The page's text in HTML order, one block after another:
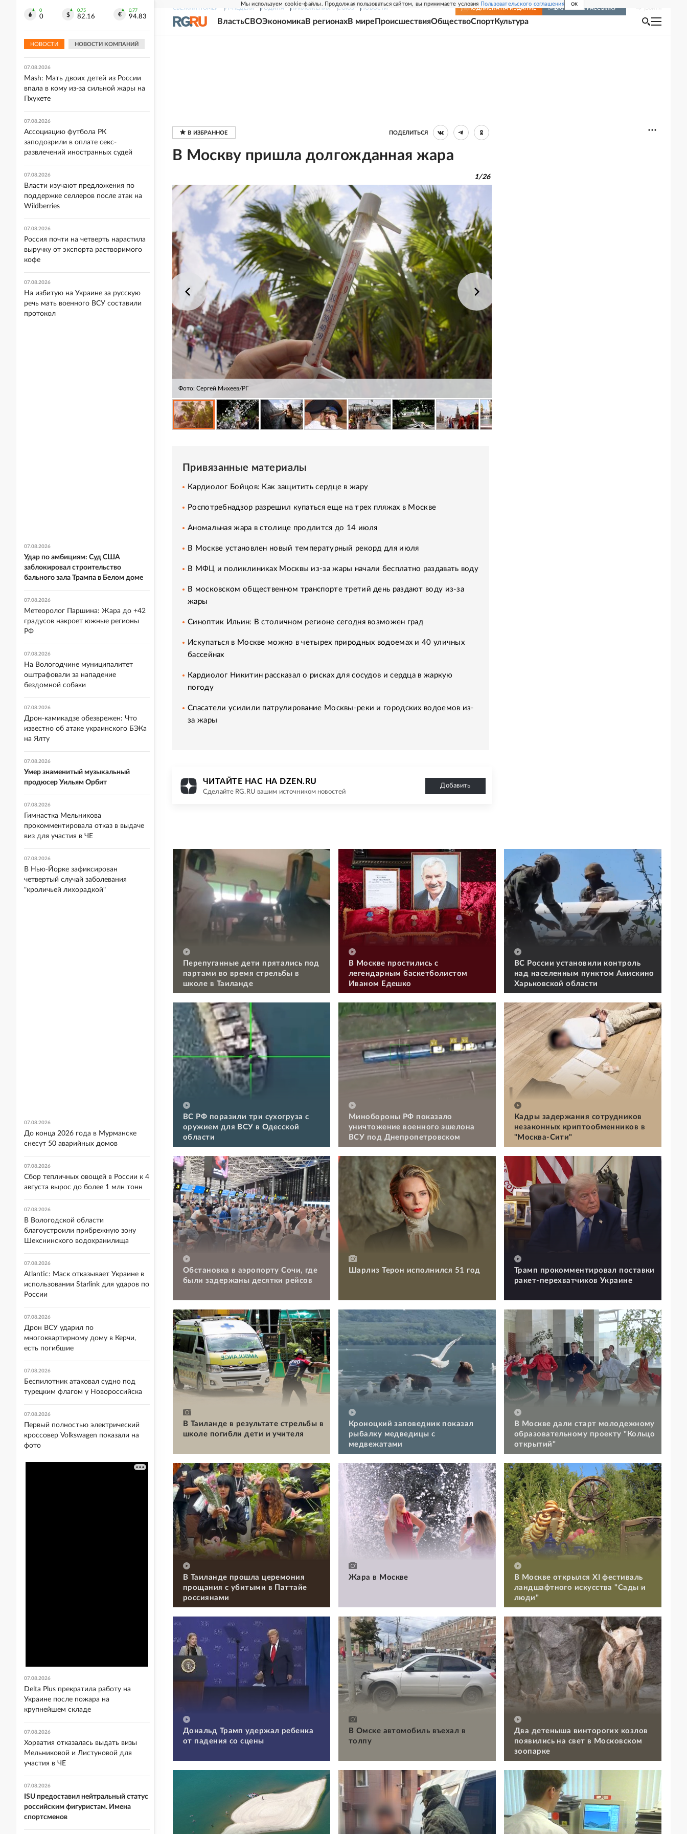
Мы используем cookie-файлы. Продолжая пользоваться сайтом, вы принимаете условия Пользовательского соглашения OK
СВЕЖИЙ НОМЕР РГ-НЕДЕЛЯ РОДИНА ПРИЛОЖЕНИЯ СОЮЗ НОВОСТИ ПОДПИСКА НА ИЗДАНИЕ ВКЛЮЧИТЬ РАССЫЛКУ
ВластьСВОЭкономикаВ регионахВ мире ПроисшествияОбществоСпортКультура
ПОДЕЛИТЬСЯ
В Москву пришла долгожданная жара
1/26
Фото: Сергей Михеев/РГ
Привязанные материалы
Кардиолог Бойцов: Как защитить сердце в жару
Роспотребнадзор разрешил купаться еще на трех пляжах в Москве
Аномальная жара в столице продлится до 14 июля
В Москве установлен новый температурный рекорд для июля
В МФЦ и поликлиниках Москвы из-за жары начали бесплатно раздавать воду
В московском общественном транспорте третий день раздают воду из-за
жары
Синоптик Ильин: В столичном регионе сегодня возможен град
Искупаться в Москве можно в четырех природных водоемах и 40 уличных
бассейнах
Кардиолог Никитин рассказал о рисках для сосудов и сердца в жаркую
погоду
Спасатели усилили патрулирование Москвы-реки и городских водоемов из-
за жары
ЧИТАЙТЕ НАС НА DZEN.RU
Сделайте RG.RU вашим источником новостей
Добавить
Перепуганные дети прятались под
партами во время стрельбы в
школе в Таиланде
В Москве простились с
легендарным баскетболистом
Иваном Едешко
ВС России установили контроль
над населенным пунктом Анискино
Харьковской области
ВС РФ поразили три сухогруза с
оружием для ВСУ в Одесской
области
Минобороны РФ показало
уничтожение военного эшелона
ВСУ под Днепропетровском
Кадры задержания сотрудников
незаконных криптообменников в
"Москва-Сити"
Обстановка в аэропорту Сочи, где
были задержаны десятки рейсов
Шарлиз Терон исполнился 51 год
Трамп прокомментировал поставки
ракет-перехватчиков Украине
В Таиланде в результате стрельбы в
школе погибли дети и учителя
Кроноцкий заповедник показал
рыбалку медведицы с
медвежатами
В Москве дали старт молодежному
образовательному проекту "Кольцо
открытий"
В Таиланде прошла церемония
прощания с убитыми в Паттайе
россиянами
Жара в Москве
В Москве открылся XI фестиваль
ландшафтного искусства "Сады и
люди"
Дональд Трамп удержал ребенка
от падения со сцены
В Омске автомобиль въехал в
толпу
Два детеныша винторогих козлов
появились на свет в Московском
зоопарке
0
0
0.75
82.16
0.77
94.83
НОВОСТИ НОВОСТИ КОМПАНИЙ
07.08.2026
Второй мировой
07.08.2026
Mash: Мать двоих детей из России
впала в кому из-за сильной жары на
Пхукете
07.08.2026
Ассоциацию футбола РК
заподозрили в оплате секс-
развлечений иностранных судей
07.08.2026
Власти изучают предложения по
поддержке селлеров после атак на
Wildberries
07.08.2026
Россия почти на четверть нарастила
выручку от экспорта растворимого
кофе
07.08.2026
На избитую на Украине за русскую
речь мать военного ВСУ составили
протокол
07.08.2026
Удар по амбициям: Суд США
заблокировал строительство
бального зала Трампа в Белом доме
07.08.2026
Метеоролог Паршина: Жара до +42
градусов накроет южные регионы
РФ
07.08.2026
На Вологодчине муниципалитет
оштрафовали за нападение
бездомной собаки
07.08.2026
Дрон-камикадзе обезврежен: Что
известно об атаке украинского БЭКа
на Ялту
07.08.2026
Умер знаменитый музыкальный
продюсер Уильям Орбит
07.08.2026
Гимнастка Мельникова
прокомментировала отказ в выдаче
виз для участия в ЧЕ
07.08.2026
В Нью-Йорке зафиксирован
четвертый случай заболевания
"кроличьей лихорадкой"
07.08.2026
До конца 2026 года в Мурманске
снесут 50 аварийных домов
07.08.2026
Сбор тепличных овощей в России к 4
августа вырос до более 1 млн тонн
07.08.2026
В Вологодской области
благоустроили прибрежную зону
Шекснинского водохранилища
07.08.2026
Atlantic: Маск отказывает Украине в
использовании Starlink для ударов по
России
07.08.2026
Дрон ВСУ ударил по
многоквартирному дому в Керчи,
есть погибшие
07.08.2026
Беспилотник атаковал судно под
турецким флагом у Новороссийска
07.08.2026
Первый полностью электрический
кроссовер Volkswagen показали на
фото
07.08.2026
Delta Plus прекратила работу на
Украине после пожара на
крупнейшем складе
07.08.2026
Хорватия отказалась выдать визы
Мельниковой и Листуновой для
участия в ЧЕ
07.08.2026
ISU предоставил нейтральный статус
российским фигуристам. Имена
спортсменов